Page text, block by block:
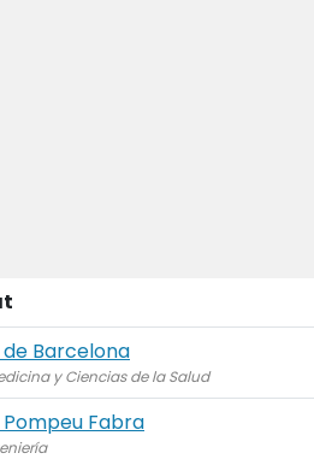
Barcelona
y Ciencias de la Salud
Fabra